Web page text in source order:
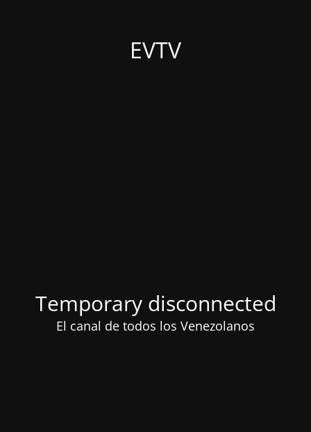
EVTV
Temporary disconnected
El canal de todos los Venezolanos